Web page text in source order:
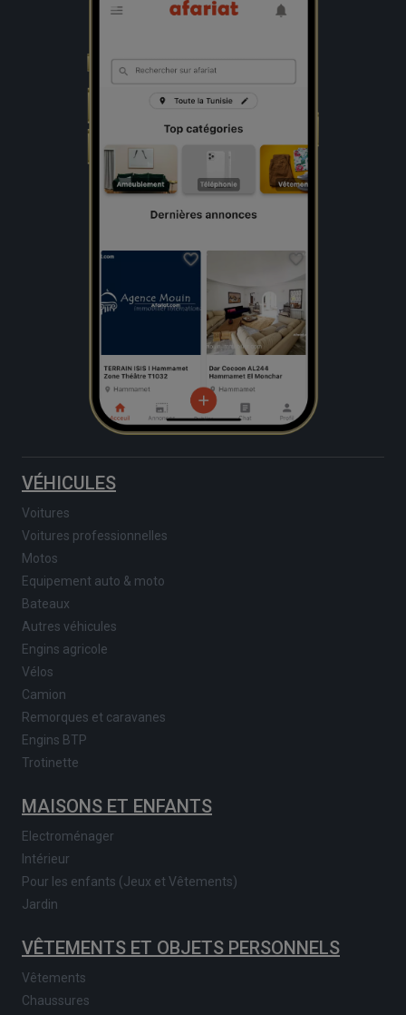
VÉHICULES
Voitures
Voitures professionnelles
Motos
Equipement auto & moto
Bateaux
Autres véhicules
Engins agricole
Vélos
Camion
Remorques et caravanes
Engins BTP
Trotinette
MAISONS ET ENFANTS
Electroménager
Intérieur
Pour les enfants (Jeux et Vêtements)
Jardin
VÊTEMENTS ET OBJETS PERSONNELS
Vêtements
Chaussures